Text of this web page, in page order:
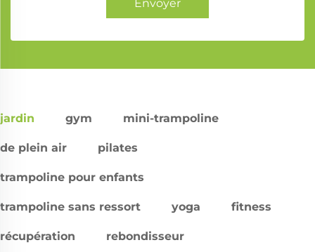
Envoyer
jardin gym mini-trampoline
de plein air pilates
trampoline pour enfants
trampoline sans ressort yoga fitness
récupération rebondisseur